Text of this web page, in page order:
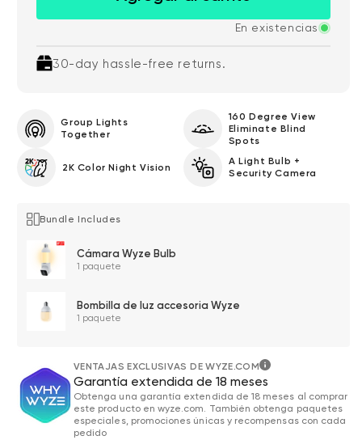
En existencias
30-day hassle-free returns.
Group Lights
Together
160 Degree View
Eliminate Blind
Spots
2K Color Night Vision
A Light Bulb +
Security Camera
Bundle Includes
Cámara Wyze Bulb
1 paquete
Bombilla de luz accesoria Wyze
1 paquete
VENTAJAS EXCLUSIVAS DE WYZE.COM
Garantía extendida de 18 meses
Obtenga una garantía extendida de 18 meses al comprar
este producto en wyze.com. También obtenga paquetes
especiales, promociones únicas y recompensas con cada
pedido